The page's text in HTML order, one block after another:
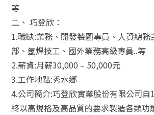
等
二、 巧登欣：
1.職缺:業務、開發製圖專員、人資總務
部、氬焊技工、國外業務高級專員..等
2.薪資:月薪30,000 – 50,000元
3.工作地點:秀水鄉
4.公司簡介:巧登欣實業股份有限公司
終以高規格及高品質的要求製造各類功